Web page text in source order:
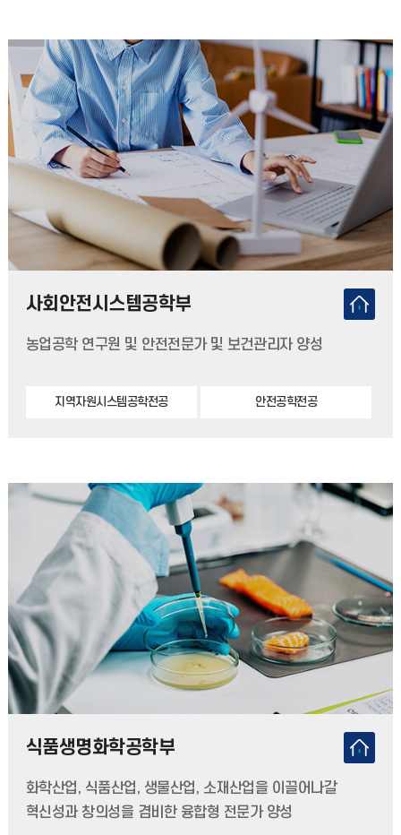
사회안전시스템공학부
농업공학 연구원 및 안전전문가 및 보건관리자 양성
지역자원시스템공학전공 안전공학전공
식품생명화학공학부
화학산업, 식품산업, 생물산업, 소재산업을 이끌어나갈
혁신성과 창의성을 겸비한 융합형 전문가 양성